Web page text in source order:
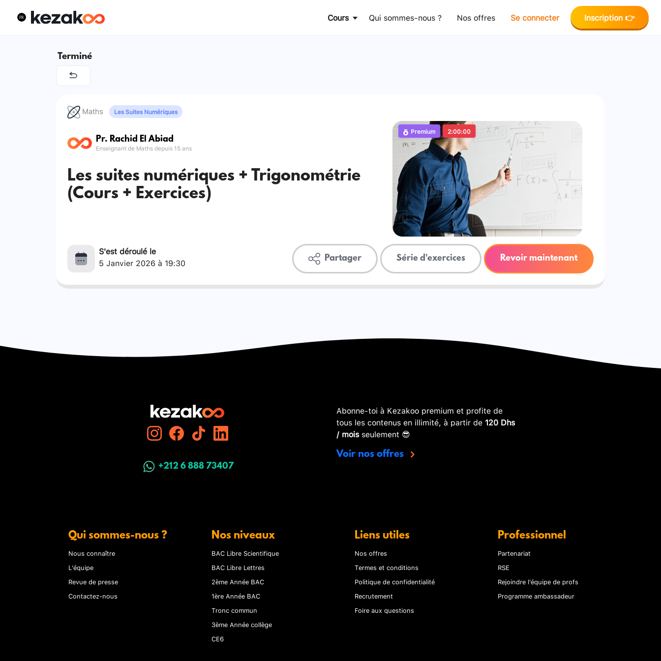
Cours Qui sommes-nous ? Nos offres Se connecter Inscription 👉
Terminé
Maths Les Suites Numériques
Pr. Rachid El Abiad
Enseignant de Maths depuis 15 ans
Les suites numériques + Trigonométrie
(Cours + Exercices)
Premium 2:00:00
S'est déroulé le
5 Janvier 2026 à 19:30
Partager Série d'exercices Revoir maintenant
+212 6 888 73407
Abonne-toi à Kezakoo premium et profite de
tous les contenus en illimité, à partir de 120 Dhs
/ moisseulement 😎
Voir nos offres
Qui sommes-nous ?
Nous connaître
L'équipe
Revue de presse
Contactez-nous
Nos niveaux
BAC Libre Scientifique
BAC Libre Lettres
2ème Année BAC
1ère Année BAC
Tronc commun
3ème Année collège
CE6
Liens utiles
Nos offres
Termes et conditions
Politique de confidentialité
Recrutement
Foire aux questions
Professionnel
Partenariat
RSE
Rejoindre l'équipe de profs
Programme ambassadeur